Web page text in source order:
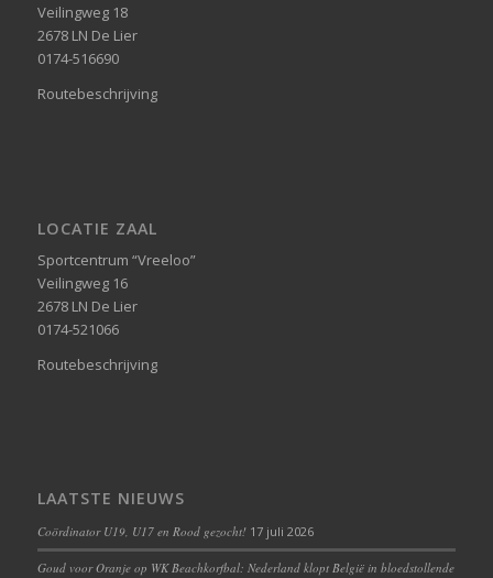
Veilingweg 18
2678 LN De Lier
0174-516690
Routebeschrijving
LOCATIE ZAAL
Sportcentrum “Vreeloo”
Veilingweg 16
2678 LN De Lier
0174-521066
Routebeschrijving
LAATSTE NIEUWS
Coördinator U19, U17 en Rood gezocht! 17 juli 2026
Goud voor Oranje op WK Beachkorfbal: Nederland klopt België in bloedstollende